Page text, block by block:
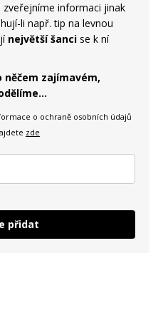
informaci jinak
li např. tip na levnou
největší šanci se k ní
zajímavém,
o ochraně osobních údajů
zde
přidat